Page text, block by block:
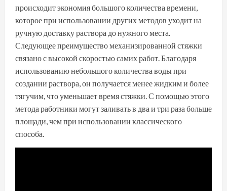
происходит экономия большого количества времени,
которое при использовании других методов уходит на
ручную доставку раствора до нужного места.
Следующее преимущество механизированной стяжки
связано с высокой скоростью самих работ. Благодаря
использованию небольшого количества воды при
создании раствора, он получается менее жидким и более
тягучим, что уменьшает время стяжки. С помощью этого
метода работники могут заливать в два и три раза больше
площади, чем при использовании классического
способа.